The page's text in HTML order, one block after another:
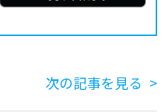
次の記事を見る